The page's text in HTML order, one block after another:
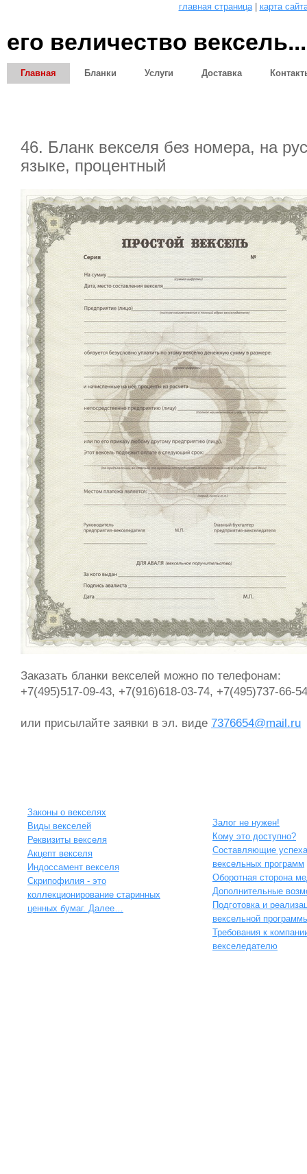
главная страница| карта
его величество вексель...
Главная Бланки Услуги Доставка
46. Бланк векселя без номера, на
языке, процентный
Заказать бланки векселей можно по телeфонам:
+7(495)517-09-43, +7(916)618-03-74, +7(495)737-66-54
или присылайте заявки в эл. виде 7376654@mail.ru
Законы о векселях
Виды векселей
Реквизиты векселя
Акцепт векселя
Индоссамент векселя
Скрипофилия - это
коллекционирование старинных
ценных бумаг. Далее…
Залог не нужен!
Кому это доступно?
Составляющие успеха
вексельных программ
Оборотная сторона
Дополнительные
Подготовка и
вексельной
Требования к
векселедателю